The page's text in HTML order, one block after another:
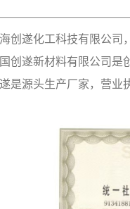
海创遂化工科技有限公司
创遂新材料有限公司是
是源头生产厂家，营业